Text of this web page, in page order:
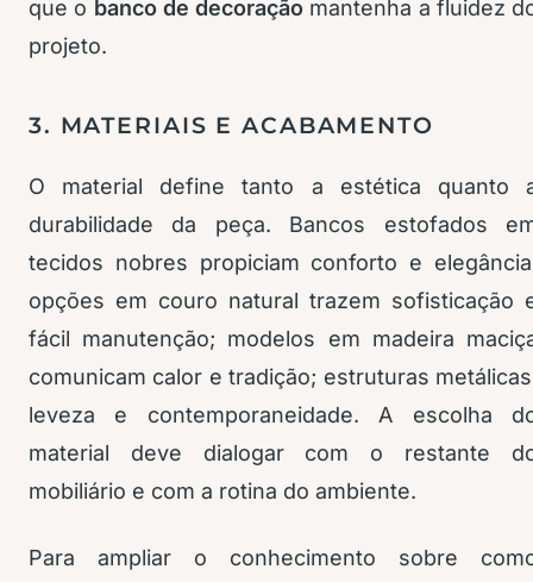
que o banco de decoração mantenha a fluidez
projeto.
3. MATERIAIS E ACABAMENTO
O material define tanto a estética quanto
durabilidade da peça. Bancos estofados
tecidos nobres propiciam conforto e
opções em couro natural trazem sofisticação
fácil manutenção; modelos em madeira
comunicam calor e tradição; estruturas
leveza e contemporaneidade. A escolha
material deve dialogar com o restante
mobiliário e com a rotina do ambiente.
Para ampliar o conhecimento sobre